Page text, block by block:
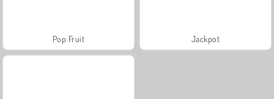
Pop Fruit Jackpot